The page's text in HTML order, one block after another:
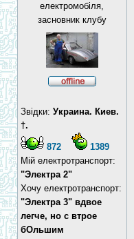
електромобіля,
засновник клубу
Звідки: Украина. Киев.
†.
872
1389
Мій електротранспорт:
"Электра 2"
Хочу електротранспорт:
"Электра 3" вдвое
легче, но с втрое
бОльшим